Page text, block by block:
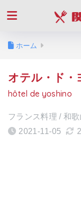
ホーム
オテル・ド・
hôtel de yoshino
フランス料理 / 和歌
2021-11-05